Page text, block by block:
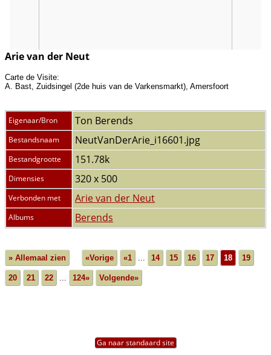
Arie van der Neut
Carte de Visite:
A. Bast, Zuidsingel (2de huis van de Varkensmarkt), Amersfoort
Eigenaar/Bron Ton Berends
Bestandsnaam NeutVanDerArie_i16601.jpg
Bestandgrootte 151.78k
Dimensies 320 x 500
Verbonden met Arie van der Neut
Albums Berends
» Allemaal zien «Vorige «1 ... 14 15 16 17 18 19
20 21 22 ... 124» Volgende»
Ga naar standaard site